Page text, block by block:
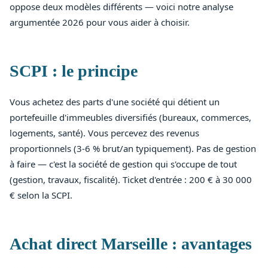
oppose deux modèles différents — voici notre analyse
argumentée 2026 pour vous aider à choisir.
SCPI : le principe
Vous achetez des parts d'une société qui détient un
portefeuille d'immeubles diversifiés (bureaux, commerces,
logements, santé). Vous percevez des revenus
proportionnels (3-6 % brut/an typiquement). Pas de gestion
à faire — c'est la société de gestion qui s'occupe de tout
(gestion, travaux, fiscalité). Ticket d'entrée : 200 € à 30 000
€ selon la SCPI.
Achat direct Marseille : avantages